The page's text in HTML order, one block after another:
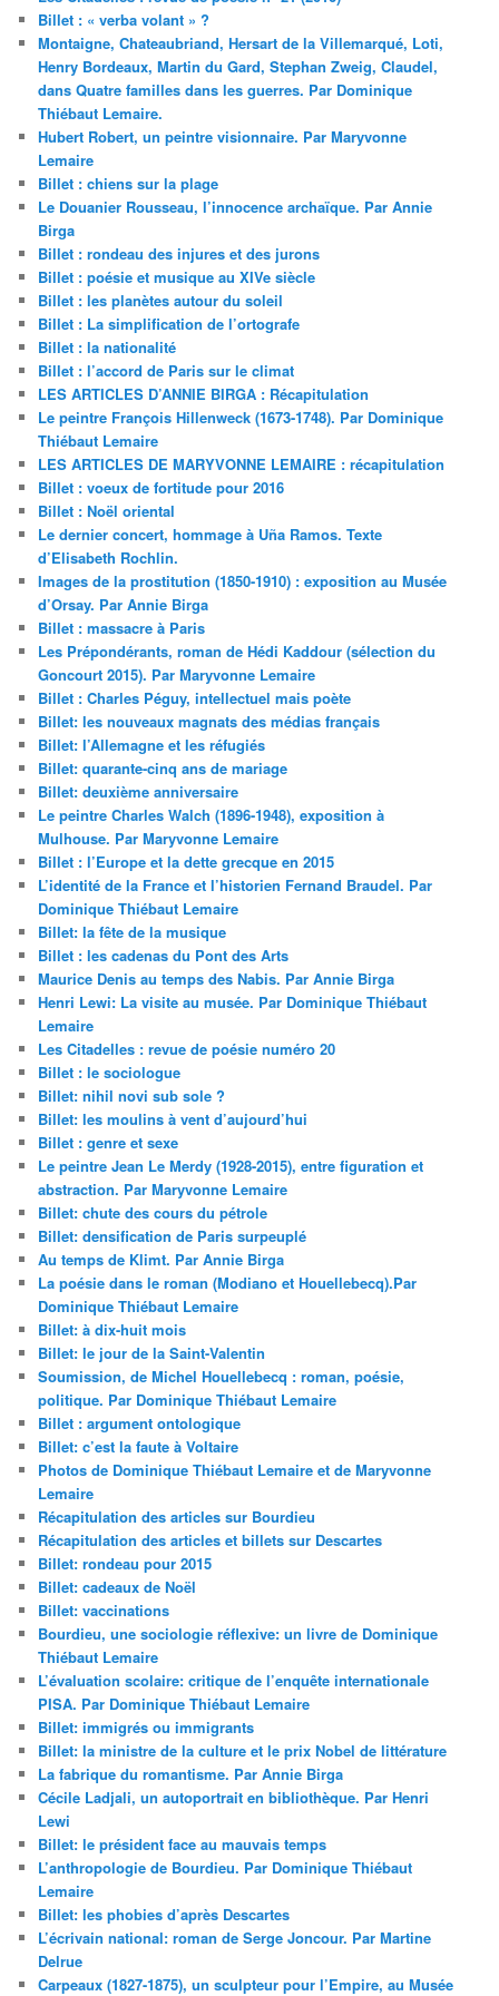
Billet : « verba volant » ?
Montaigne, Chateaubriand, Hersart de la Villemarqué, Loti,
Henry Bordeaux, Martin du Gard, Stephan Zweig, Claudel,
dans Quatre familles dans les guerres. Par Dominique
Thiébaut Lemaire.
Hubert Robert, un peintre visionnaire. Par Maryvonne
Lemaire
Billet : chiens sur la plage
Le Douanier Rousseau, l’innocence archaïque. Par Annie
Birga
Billet : rondeau des injures et des jurons
Billet : poésie et musique au XIVe siècle
Billet : les planètes autour du soleil
Billet : La simplification de l’ortografe
Billet : la nationalité
Billet : l’accord de Paris sur le climat
LES ARTICLES D’ANNIE BIRGA : Récapitulation
Le peintre François Hillenweck (1673-1748). Par Dominique
Thiébaut Lemaire
LES ARTICLES DE MARYVONNE LEMAIRE : récapitulation
Billet : voeux de fortitude pour 2016
Billet : Noël oriental
Le dernier concert, hommage à Uña Ramos. Texte
d’Elisabeth Rochlin.
Images de la prostitution (1850-1910) : exposition au Musée
d’Orsay. Par Annie Birga
Billet : massacre à Paris
Les Prépondérants, roman de Hédi Kaddour (sélection du
Goncourt 2015). Par Maryvonne Lemaire
Billet : Charles Péguy, intellectuel mais poète
Billet: les nouveaux magnats des médias français
Billet: l’Allemagne et les réfugiés
Billet: quarante-cinq ans de mariage
Billet: deuxième anniversaire
Le peintre Charles Walch (1896-1948), exposition à
Mulhouse. Par Maryvonne Lemaire
Billet : l’Europe et la dette grecque en 2015
L’identité de la France et l’historien Fernand Braudel. Par
Dominique Thiébaut Lemaire
Billet: la fête de la musique
Billet : les cadenas du Pont des Arts
Maurice Denis au temps des Nabis. Par Annie Birga
Henri Lewi: La visite au musée. Par Dominique Thiébaut
Lemaire
Les Citadelles : revue de poésie numéro 20
Billet : le sociologue
Billet: nihil novi sub sole ?
Billet: les moulins à vent d’aujourd’hui
Billet : genre et sexe
Le peintre Jean Le Merdy (1928-2015), entre figuration et
abstraction. Par Maryvonne Lemaire
Billet: chute des cours du pétrole
Billet: densification de Paris surpeuplé
Au temps de Klimt. Par Annie Birga
La poésie dans le roman (Modiano et Houellebecq).Par
Dominique Thiébaut Lemaire
Billet: à dix-huit mois
Billet: le jour de la Saint-Valentin
Soumission, de Michel Houellebecq : roman, poésie,
politique. Par Dominique Thiébaut Lemaire
Billet : argument ontologique
Billet: c’est la faute à Voltaire
Photos de Dominique Thiébaut Lemaire et de Maryvonne
Lemaire
Récapitulation des articles sur Bourdieu
Récapitulation des articles et billets sur Descartes
Billet: rondeau pour 2015
Billet: cadeaux de Noël
Billet: vaccinations
Bourdieu, une sociologie réflexive: un livre de Dominique
Thiébaut Lemaire
L’évaluation scolaire: critique de l’enquête internationale
PISA. Par Dominique Thiébaut Lemaire
Billet: immigrés ou immigrants
Billet: la ministre de la culture et le prix Nobel de littérature
La fabrique du romantisme. Par Annie Birga
Cécile Ladjali, un autoportrait en bibliothèque. Par Henri
Lewi
Billet: le président face au mauvais temps
L’anthropologie de Bourdieu. Par Dominique Thiébaut
Lemaire
Billet: les phobies d’après Descartes
L’écrivain national: roman de Serge Joncour. Par Martine
Delrue
Carpeaux (1827-1875), un sculpteur pour l’Empire, au Musée